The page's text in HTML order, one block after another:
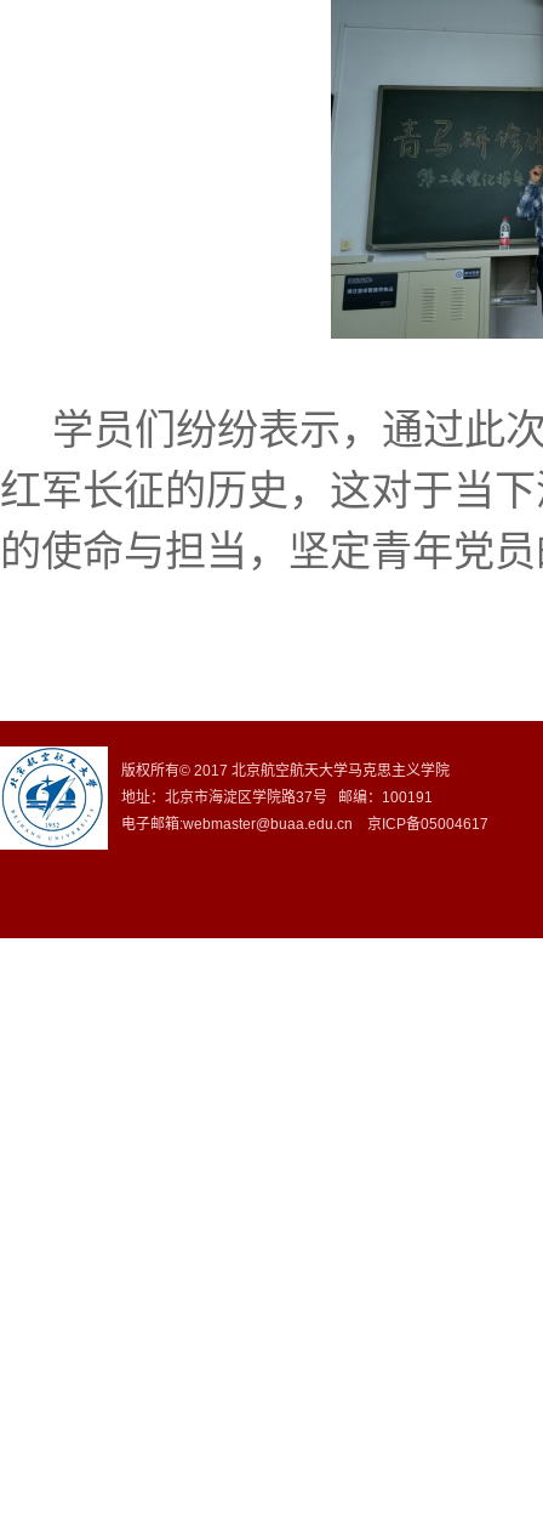
学员们纷纷表示，通过此
红军长征的历史，这对于当
的使命与担当，坚定青年党
版权所有© 2017 北京航空航天大学马克思主义学院
地址：北京市海淀区学院路37号 邮编：100191
电子邮箱:webmaster@buaa.edu.cn 京ICP备05004617